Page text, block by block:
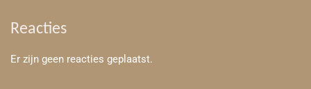
Reacties
Er zijn geen reacties geplaatst.